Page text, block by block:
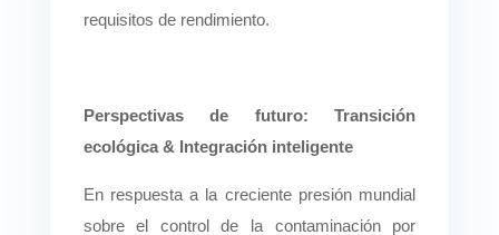
requisitos de rendimiento.
Perspectivas de futuro: Transición
ecológica &Integración inteligente
En respuesta a la creciente presión mundial
sobre el control de la contaminación por